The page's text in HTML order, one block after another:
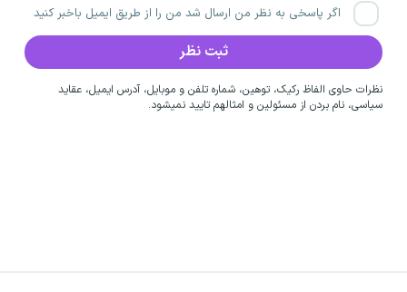
اگر پاسخی به نظر من ارسال شد من را از طریق ایمیل باخبر کنید
نظرات حاوی الفاظ رکیک، توهین، شماره تلفن و موبایل، آدرس ایمیل، عقاید
سیاسی، نام بردن از مسئولین و امثالهم تایید نمیشود.